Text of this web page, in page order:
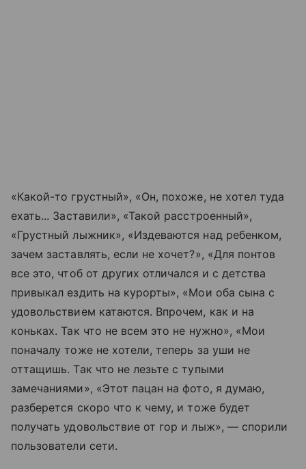
«Какой-то грустный», «Он, похоже, не хотел туда
ехать... Заставили», «Такой расстроенный»,
«Грустный лыжник», «Издеваются над ребенком,
зачем заставлять, если не хочет?», «Для понтов
все это, чтоб от других отличался и с детства
привыкал ездить на курорты», «Мои оба сына с
удовольствием катаются. Впрочем, как и на
коньках. Так что не всем это не нужно», «Мои
поначалу тоже не хотели, теперь за уши не
оттащишь. Так что не лезьте с тупыми
замечаниями», «Этот пацан на фото, я думаю,
разберется скоро что к чему, и тоже будет
получать удовольствие от гор и лыж», — спорили
пользователи сети.